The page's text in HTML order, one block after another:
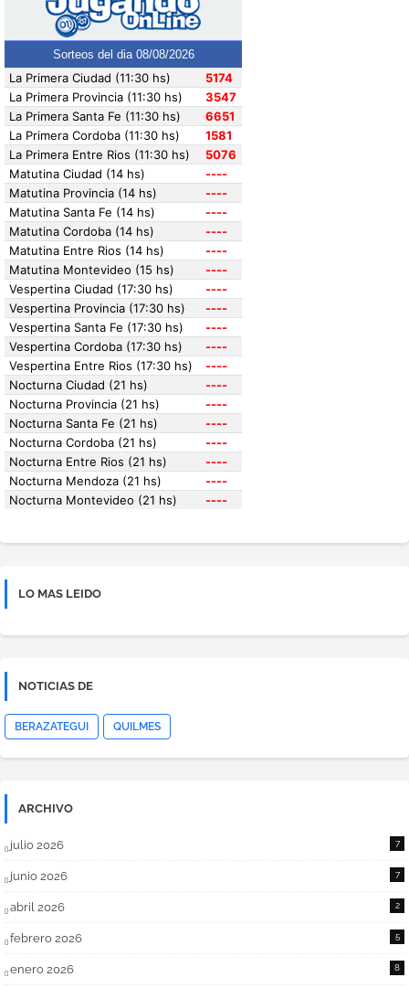
LO MAS LEIDO
NOTICIAS DE
BERAZATEGUI QUILMES
ARCHIVO
julio 2026 7
junio 2026 7
abril 2026 2
febrero 2026 5
enero 2026 8